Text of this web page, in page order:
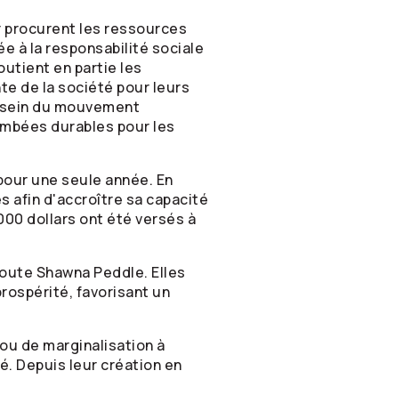
procurent les ressources
à la responsabilité sociale
en partie les
de la société pour leurs
du mouvement
durables pour les
une seule année. En
afin d'accroître sa capacité
dollars ont été versés à
Shawna Peddle. Elles
favorisant un
de marginalisation à
Depuis leur création en